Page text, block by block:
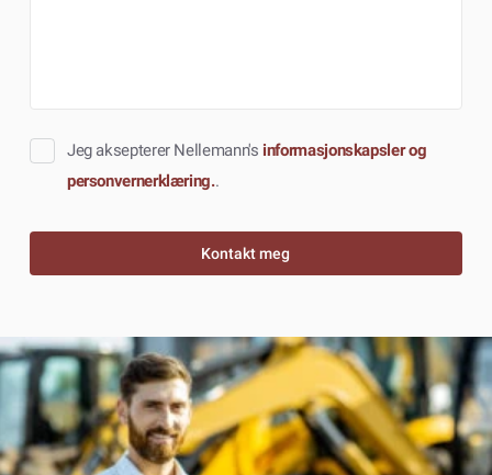
Jeg aksepterer Nellemann's informasjonskapsler og
personvernerklæring..